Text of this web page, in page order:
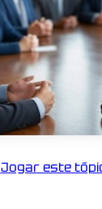
Jogar este